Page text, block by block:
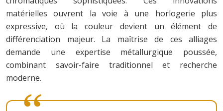
matérielles ouvrent la voie à une horlogerie plus
expressive, où la couleur devient un élément de
différenciation majeur. La maîtrise de ces alliages
demande une expertise métallurgique poussée,
combinant savoir-faire traditionnel et recherche
moderne.